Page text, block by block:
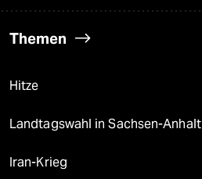
Themen
Hitze
Landtagswahl in Sachsen-Anhalt
Iran-Krieg